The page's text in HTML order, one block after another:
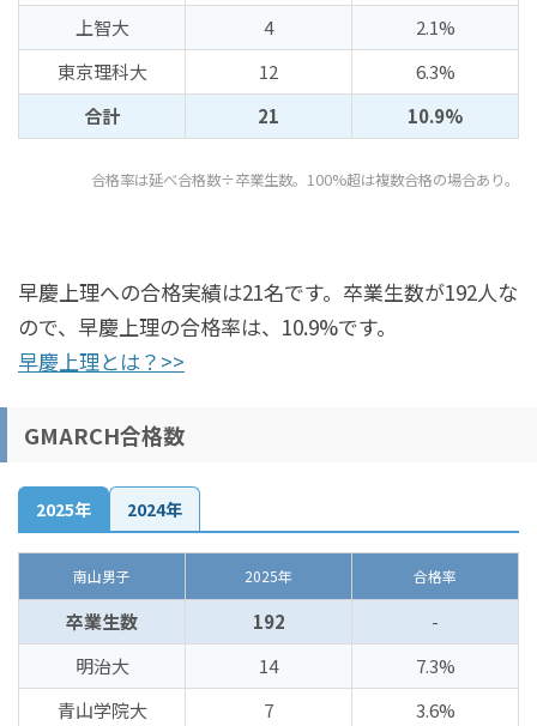
上智大
4
2.1%
東京理科大
12
6.3%
合計
21 10.9%
合格率は延べ合格数÷卒業生数。100%超は複数合格の場合あり。
早慶上理への合格実績は21名です。卒業生数が192人な
ので、早慶上理の合格率は、10.9%です。
早慶上理とは？>>
GMARCH合格数
2025年 2024年
南山男子 2025年 合格率
卒業生数 192
-
明治大
14
7.3%
青山学院大
7 3.6%